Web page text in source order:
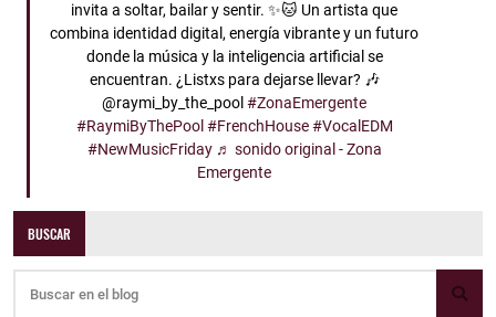
invita a soltar, bailar y sentir. ✨🐱 Un artista que
combina identidad digital, energía vibrante y un futuro
donde la música y la inteligencia artificial se
encuentran. ¿Listxs para dejarse llevar? 🎶
@raymi_by_the_pool#ZonaEmergente
#RaymiByThePool #FrenchHouse #VocalEDM
#NewMusicFriday ♬ sonido original - Zona
Emergente
BUSCAR